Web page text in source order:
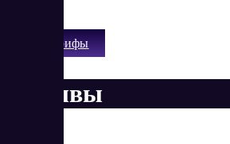
Все тарифы
Отзывы